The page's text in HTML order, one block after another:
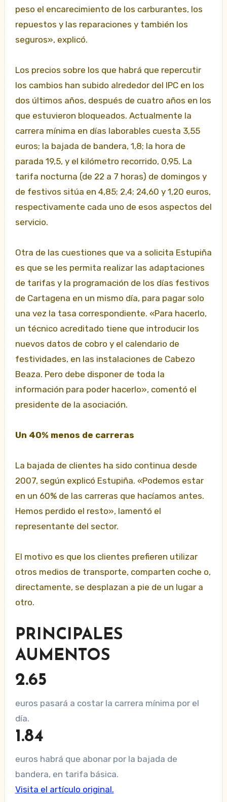
peso el encarecimiento de los carburantes, los
repuestos y las reparaciones y también los
seguros», explicó.
Los precios sobre los que habrá que repercutir
los cambios han subido alrededor del IPC en los
dos últimos años, después de cuatro años en los
que estuvieron bloqueados. Actualmente la
carrera mínima en días laborables cuesta 3,55
euros; la bajada de bandera, 1,8; la hora de
parada 19,5, y el kilómetro recorrido, 0,95. La
tarifa nocturna (de 22 a 7 horas) de domingos y
de festivos sitúa en 4,85; 2,4; 24,60 y 1,20 euros,
respectivamente cada uno de esos aspectos del
servicio.
Otra de las cuestiones que va a solicita Estupiña
es que se les permita realizar las adaptaciones
de tarifas y la programación de los días festivos
de Cartagena en un mismo día, para pagar solo
una vez la tasa correspondiente. «Para hacerlo,
un técnico acreditado tiene que introducir los
nuevos datos de cobro y el calendario de
festividades, en las instalaciones de Cabezo
Beaza. Pero debe disponer de toda la
información para poder hacerlo», comentó el
presidente de la asociación.
Un 40% menos de carreras
La bajada de clientes ha sido continua desde
2007, según explicó Estupiña. «Podemos estar
en un 60% de las carreras que hacíamos antes.
Hemos perdido el resto», lamentó el
representante del sector.
El motivo es que los clientes prefieren utilizar
otros medios de transporte, comparten coche o,
directamente, se desplazan a pie de un lugar a
otro.
PRINCIPALES
AUMENTOS
2.65
euros pasará a costar la carrera mínima por el
día.
1.84
euros habrá que abonar por la bajada de
bandera, en tarifa básica.
Visita el artículo original.